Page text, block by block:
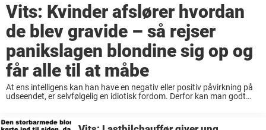
Vits: Kvinder afslører hvordan
de blev gravide – så rejser
panikslagen blondine sig op og
får alle til at måbe
At ens intelligens kan han have en negativ eller positiv påvirkning på
udseendet, er selvfølgelig en idiotisk fordom. Derfor kan man godt